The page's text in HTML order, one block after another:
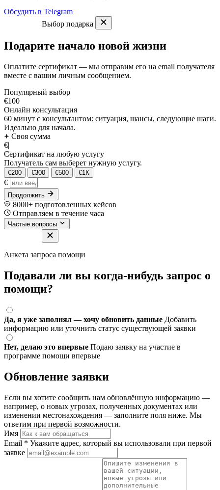
Обсудить в Telegram
Выбор подарка
Подарите начало новой жизни
Оплатите сертификат — мы отправим его на email получателя
вместе с вашим личным сообщением.
Популярный выбор
€100
Онлайн консультация
60 минут с консультантом: ситуация, шансы, следующие шаги.
Идеально для начала.
Своя сумма
€|
Сертификат на любую услугу
Получатель сам выберет нужную услугу.
€200 €300 €500 €1К
€
Продолжить
8000+ подготовленных кейсов
Отправляем в течение часа
Частые вопросы
Анкета запроса помощи
Подавали ли вы когда-нибудь запрос о
помощи?
Да, я уже заполнял — хочу обновить данные Добавить
информацию или уточнить статус существующей заявки
Нет, делаю это впервые Подаю заявку на участие в
программе помощи впервые
Обновление заявки
Если вы хотите сообщить нам обновлённую информацию —
например, о новых угрозах, полученных документах или
изменении местонахождения — заполните поля ниже. Мы
ответим при первой возможности.
Имя
Email * Укажите адрес, который вы использовали при первой
заявке